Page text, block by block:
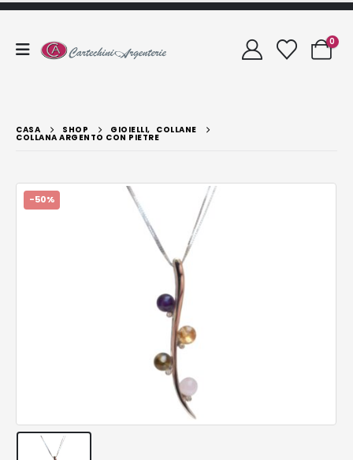
0
CASA SHOP GIOIELLI, COLLANE
COLLANA ARGENTO CON PIETRE
-50%